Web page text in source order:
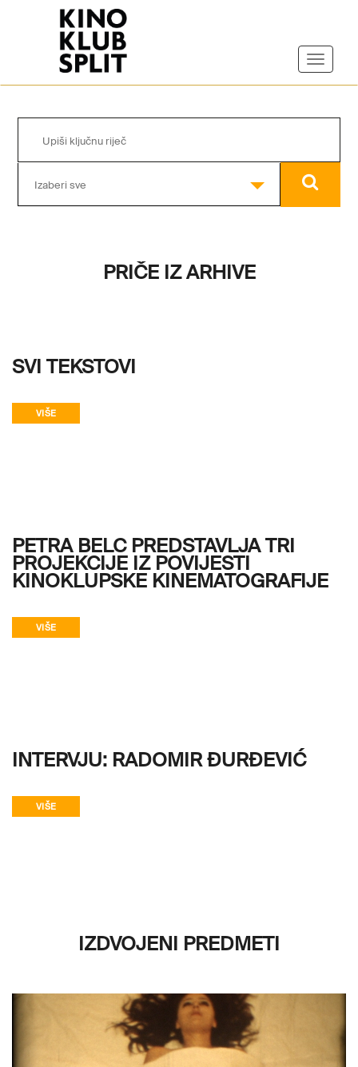
Izaberi sve
PRIČE IZ ARHIVE
SVI TEKSTOVI
VIŠE
PETRA BELC PREDSTAVLJA TRI
PROJEKCIJE IZ POVIJESTI
KINOKLUPSKE KINEMATOGRAFIJE
VIŠE
INTERVJU: RADOMIR ĐURĐEVIĆ
VIŠE
IZDVOJENI PREDMETI